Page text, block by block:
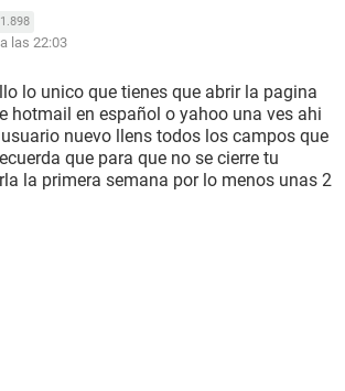
1.898
las 22:03
lo unico que tienes que abrir la pagina
hotmail en español o yahoo una ves ahi
nuevo llens todos los campos que
que para que no se cierre tu
la primera semana por lo menos unas 2